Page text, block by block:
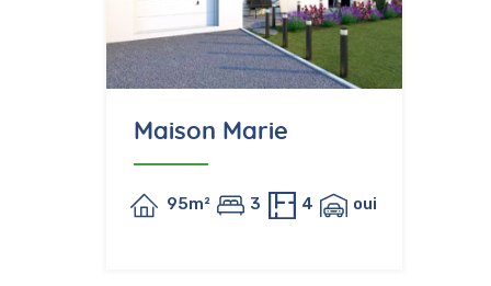
Maison Marie
95m² 3 4 oui